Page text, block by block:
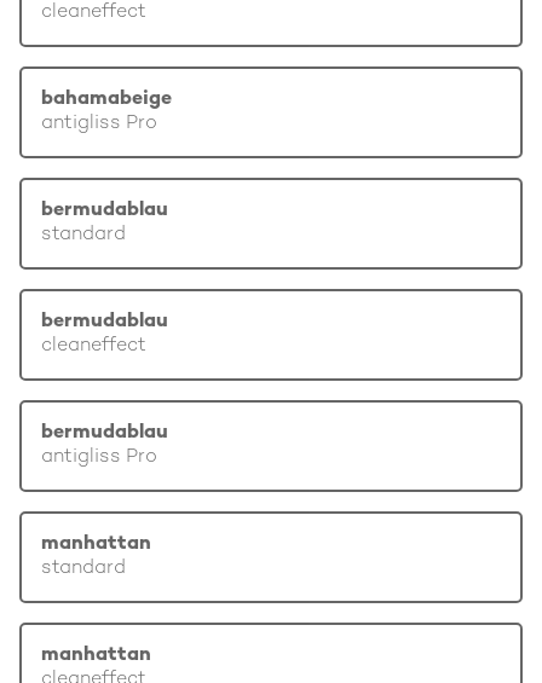
cleaneffect
bahamabeige
antigliss Pro
bermudablau
standard
bermudablau
cleaneffect
bermudablau
antigliss Pro
manhattan
standard
manhattan